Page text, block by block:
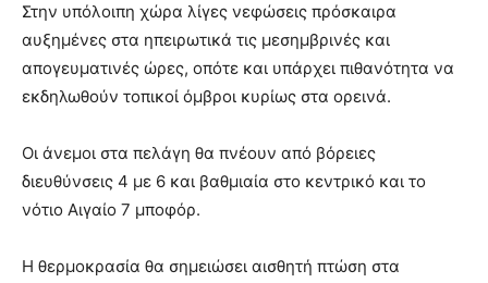
Στην υπόλοιπη χώρα λίγες νεφώσεις πρόσκαιρα
αυξημένες στα ηπειρωτικά τις μεσημβρινές και
απογευματινές ώρες, οπότε και υπάρχει πιθανότητα να
εκδηλωθούν τοπικοί όμβροι κυρίως στα ορεινά.
Οι άνεμοι στα πελάγη θα πνέουν από βόρειες
διευθύνσεις 4 με 6 και βαθμιαία στο κεντρικό και το
νότιο Αιγαίο 7 μποφόρ.
Η θερμοκρασία θα σημειώσει αισθητή πτώση στα